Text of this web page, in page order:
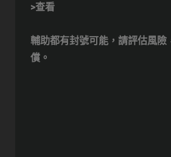
>查看
輔助都有封號可能，請評估風險
償。